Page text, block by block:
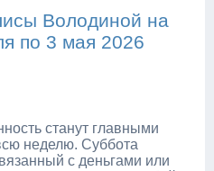
Володиной на
по 3 мая 2026
станут главными
неделю. Суббота
с деньгами или